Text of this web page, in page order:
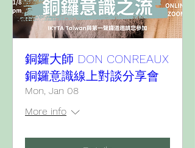
銅鑼大師 DON CONREAUX
銅鑼意識線上對談分享會
Mon, Jan 08
More info